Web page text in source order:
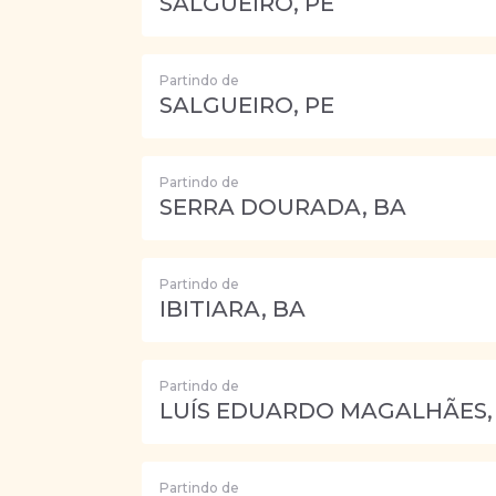
Partindo de
SALGUEIRO, PE
Partindo de
SERRA DOURADA, BA
Partindo de
IBITIARA, BA
Partindo de
LUÍS EDUARDO
Partindo de